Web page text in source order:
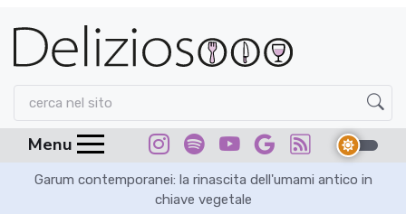
Menu
Garum contemporanei: la rinascita dell'umami antico in
chiave vegetale